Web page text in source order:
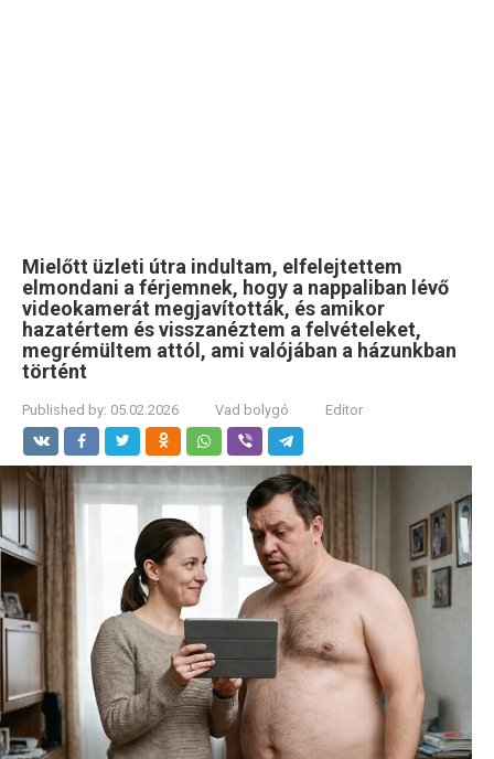
Mielőtt üzleti útra indultam, elfelejtettem
elmondani a férjemnek, hogy a nappaliban lévő
videokamerát megjavították, és amikor
hazatértem és visszanéztem a felvételeket,
megrémültem attól, ami valójában a házunkban
történt
Published by: 05.02.2026 Vad bolygó Editor